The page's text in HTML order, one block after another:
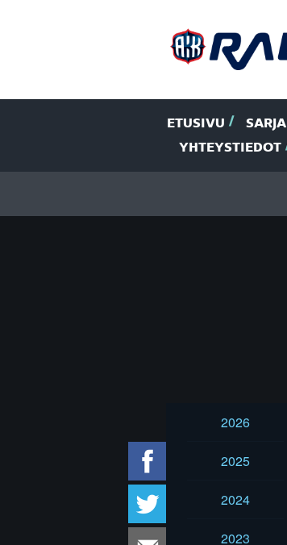
ETUSIVU SARJA
YHTEYSTIEDOT
2026
2025
2024
2023